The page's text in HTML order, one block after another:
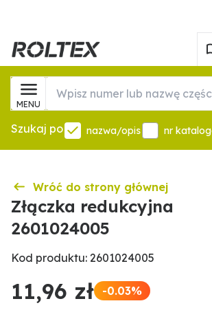
MENU
Szukaj po nazwa/opis nr
Wróć do strony głównej
Złączka redukcyjna
2601024005
Kod produktu: 2601024005
11,96 zł -0.03%